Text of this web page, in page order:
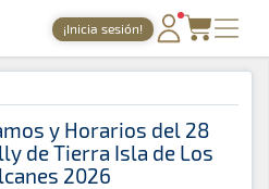
del motor desde 1999
¡Inicia sesión!
PORTADA
TIEMPOS ONLINE
NOTICIAS
y Horarios del 28
de Tierra Isla de Los
2026